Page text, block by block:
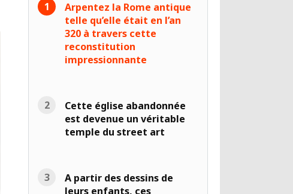
Arpentez la Rome antique
telle qu’elle était en l’an
320 à travers cette
reconstitution
impressionnante
Cette église abandonnée
est devenue un véritable
temple du street art
A partir des dessins de
leurs enfants, ces